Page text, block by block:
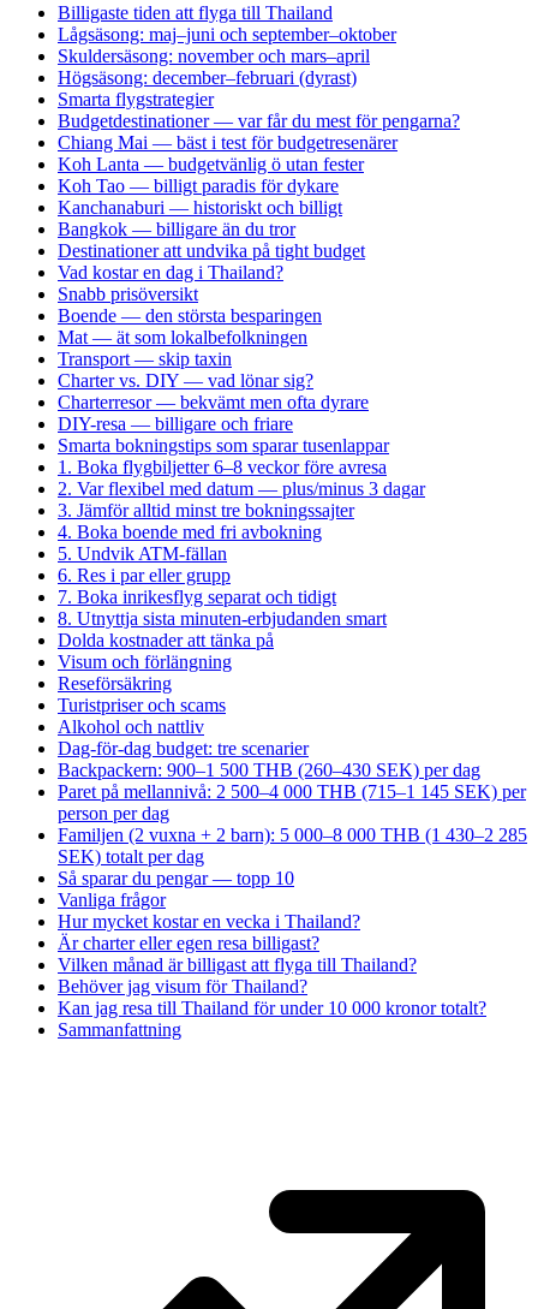
Billigaste tiden att flyga till Thailand
Lågsäsong: maj–juni och september–oktober
Skuldersäsong: november och mars–april
Högsäsong: december–februari (dyrast)
Smarta flygstrategier
Budgetdestinationer — var får du mest för pengarna?
Chiang Mai — bäst i test för budgetresenärer
Koh Lanta — budgetvänlig ö utan fester
Koh Tao — billigt paradis för dykare
Kanchanaburi — historiskt och billigt
Bangkok — billigare än du tror
Destinationer att undvika på tight budget
Vad kostar en dag i Thailand?
Snabb prisöversikt
Boende — den största besparingen
Mat — ät som lokalbefolkningen
Transport — skip taxin
Charter vs. DIY — vad lönar sig?
Charterresor — bekvämt men ofta dyrare
DIY-resa — billigare och friare
Smarta bokningstips som sparar tusenlappar
1. Boka flygbiljetter 6–8 veckor före avresa
2. Var flexibel med datum — plus/minus 3 dagar
3. Jämför alltid minst tre bokningssajter
4. Boka boende med fri avbokning
5. Undvik ATM-fällan
6. Res i par eller grupp
7. Boka inrikesflyg separat och tidigt
8. Utnyttja sista minuten-erbjudanden smart
Dolda kostnader att tänka på
Visum och förlängning
Reseförsäkring
Turistpriser och scams
Alkohol och nattliv
Dag-för-dag budget: tre scenarier
Backpackern: 900–1 500 THB (260–430 SEK) per dag
Paret på mellannivå: 2 500–4 000 THB (715–1 145 SEK) per
person per dag
Familjen (2 vuxna + 2 barn): 5 000–8 000 THB (1 430–2 285
SEK) totalt per dag
Så sparar du pengar — topp 10
Vanliga frågor
Hur mycket kostar en vecka i Thailand?
Är charter eller egen resa billigast?
Vilken månad är billigast att flyga till Thailand?
Behöver jag visum för Thailand?
Kan jag resa till Thailand för under 10 000 kronor totalt?
Sammanfattning